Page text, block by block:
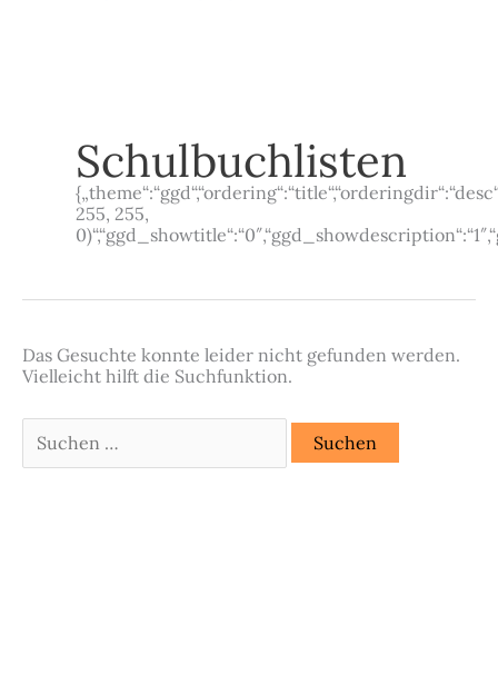
Schulbuchlisten
255, 255,
Das Gesuchte konnte leider nicht gefunden werden.
Vielleicht hilft die Suchfunktion.